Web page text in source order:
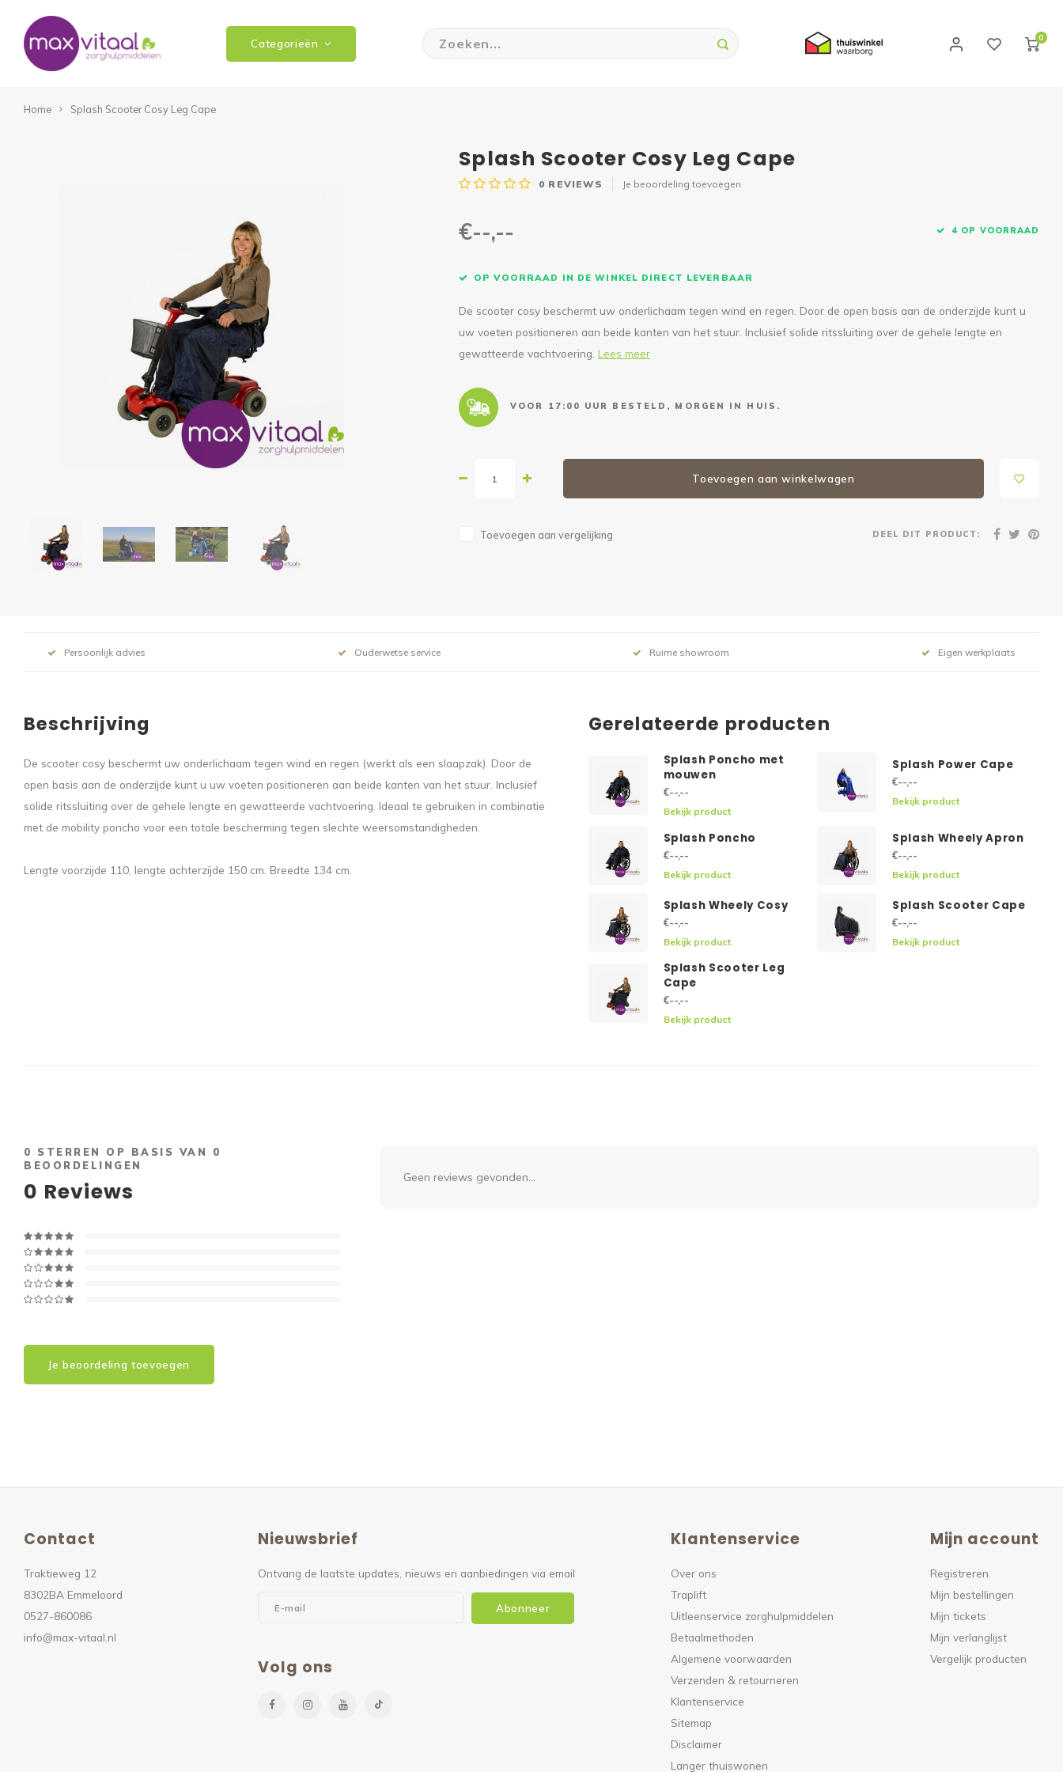
Categorieën 0
Home Splash Scooter Cosy Leg Cape
Splash Scooter Cosy Leg Cape
0 REVIEWS Je beoordeling toevoegen
€--,-- 4 OP VOORRAAD
OP VOORRAAD IN DE WINKEL DIRECT LEVERBAAR
De scooter cosy beschermt uw onderlichaam tegen wind en regen. Door de open basis aan de onderzijde kunt u
uw voeten positioneren aan beide kanten van het stuur. Inclusief solide ritssluiting over de gehele lengte en
gewatteerde vachtvoering. Lees meer
VOOR 17:00 UUR BESTELD, MORGEN IN HUIS.
Toevoegen aan winkelwagen
Toevoegen aan vergelijking DEEL DIT PRODUCT:
Persoonlijk advies Ouderwetse service Ruime showroom Eigen werkplaats
Beschrijving
De scooter cosy beschermt uw onderlichaam tegen wind en regen (werkt als een slaapzak). Door de
open basis aan de onderzijde kunt u uw voeten positioneren aan beide kanten van het stuur. Inclusief
solide ritssluiting over de gehele lengte en gewatteerde vachtvoering. Ideaal te gebruiken in combinatie
met de mobility poncho voor een totale bescherming tegen slechte weersomstandigheden.
Lengte voorzijde 110, lengte achterzijde 150 cm. Breedte 134 cm.
Gerelateerde producten
Splash Poncho met
mouwen
€--,--
Bekijk product
Splash Power Cape
€--,--
Bekijk product
Splash Poncho
€--,--
Bekijk product
Splash Wheely Apron
€--,--
Bekijk product
Splash Wheely Cosy
€--,--
Bekijk product
Splash Scooter Cape
€--,--
Bekijk product
Splash Scooter Leg
Cape
€--,--
Bekijk product
0 STERREN OP BASIS VAN 0
BEOORDELINGEN
0 Reviews
Je beoordeling toevoegen
Geen reviews gevonden...
Contact
Traktieweg 12
8302BA Emmeloord
0527-860086
info@max-vitaal.nl
Nieuwsbrief
Ontvang de laatste updates, nieuws en aanbiedingen via email
Abonneer
Volg ons
Klantenservice
Over ons
Traplift
Uitleenservice zorghulpmiddelen
Betaalmethoden
Algemene voorwaarden
Verzenden & retourneren
Klantenservice
Sitemap
Disclaimer
Langer thuiswonen
Mijn account
Registreren
Mijn bestellingen
Mijn tickets
Mijn verlanglijst
Vergelijk producten